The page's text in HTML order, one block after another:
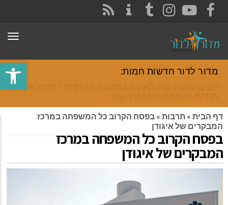
פתח
FACEBOOK
YOUTUBE
INSTAGRAM
TUMBLR
מדור לדור חדשות חמות:
רוצים להכיר את האוכל במטבח הצרפתי? דברו איתי
דף הבית » תרבות » בפסח הקרוב כל המשפחה במרכז
המבקרים של איגודן
בפסח הקרוב כל המשפחה במרכז
המבקרים של איגודן